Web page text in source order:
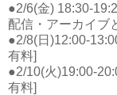
●2/6(金) 18:30-
配信・アーカイブ
●2/8(日)12:00-
有料]
●2/10(火)19:00-
有料]